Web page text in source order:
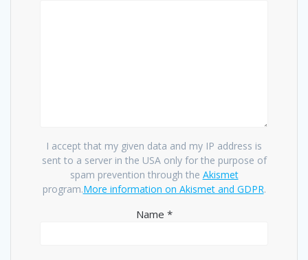
I accept that my given data and my IP address is
sent to a server in the USA only for the purpose of
spam prevention through the Akismet
program.More information on Akismet and GDPR.
Name *